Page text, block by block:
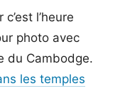
l’heure
photo avec
du Cambodge.
les temples